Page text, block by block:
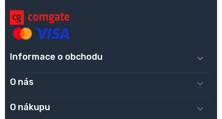
Informace o obchodu 
O nás 
O nákupu 